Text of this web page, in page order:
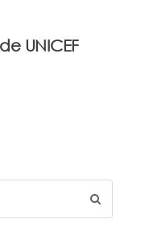
UNICEF